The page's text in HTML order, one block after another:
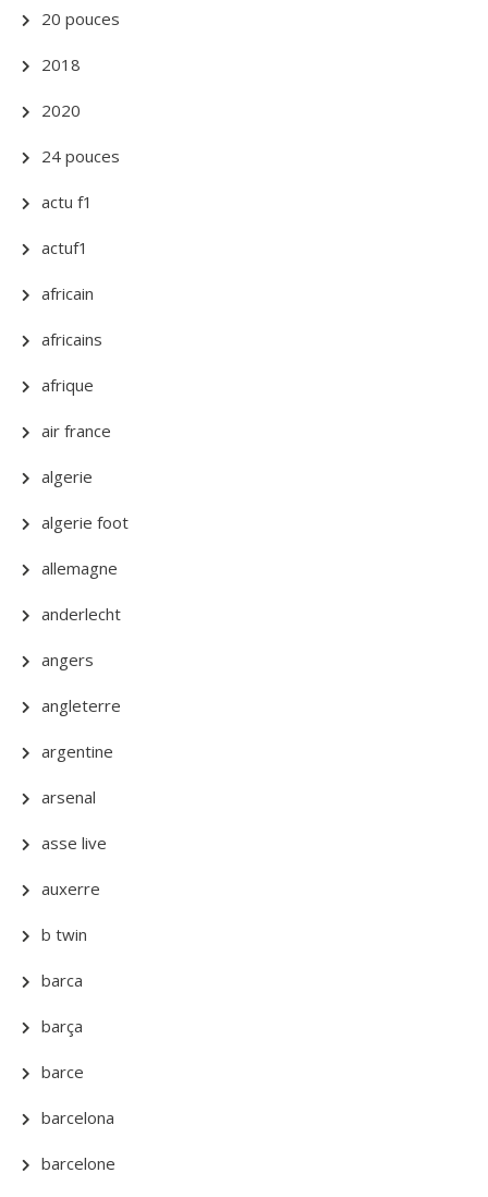
20 pouces
2018
2020
24 pouces
actu f1
actuf1
africain
africains
afrique
air france
algerie
algerie foot
allemagne
anderlecht
angers
angleterre
argentine
arsenal
asse live
auxerre
b twin
barca
barça
barce
barcelona
barcelone